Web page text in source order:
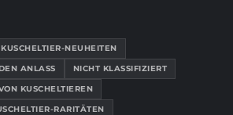
KUSCHELTIER-NEUHEITEN
ANLASS
NICHT KLASSIFIZIERT
KUSCHELTIEREN
RARITÄTEN